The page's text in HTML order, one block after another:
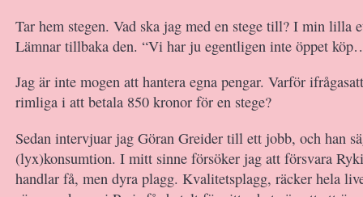
Tar hem stegen. Vad ska jag med en stege till? I min lilla
Lämnar tillbaka den. “Vi har ju egentligen inte öppet
Jag är inte mogen att hantera egna pengar. Varför
rimliga i att betala 850 kronor för en stege?
Sedan intervjuar jag Göran Greider till ett jobb, och han
(lyx)konsumtion. I mitt sinne försöker jag att försvara
handlar få, men dyra plagg. Kvalitetsplagg, räcker hela